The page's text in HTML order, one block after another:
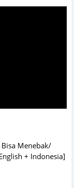
Bisa Menebak/
+ Indonesia]